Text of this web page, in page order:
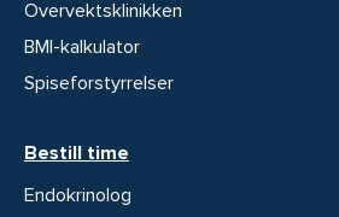
Overvektsklinikken
BMI-kalkulator
Spiseforstyrrelser
Bestill time
Endokrinolog